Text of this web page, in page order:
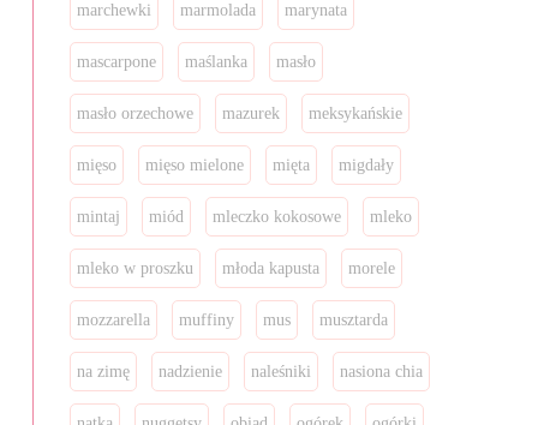
marchewki marmolada marynata
mascarpone maślanka masło
masło orzechowe mazurek meksykańskie
mięso mięso mielone mięta migdały
mintaj miód mleczko kokosowe mleko
mleko w proszku młoda kapusta morele
mozzarella muffiny mus musztarda
na zimę nadzienie naleśniki nasiona chia